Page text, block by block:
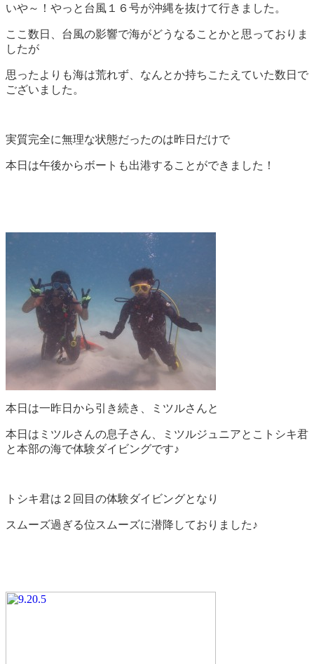
いや～！やっと台風１６号が沖縄を抜けて行きました。
ここ数日、台風の影響で海がどうなることかと思っておりま
したが
思ったよりも海は荒れず、なんとか持ちこたえていた数日で
ございました。
実質完全に無理な状態だったのは昨日だけで
本日は午後からボートも出港することができました！
本日は一昨日から引き続き、ミツルさんと
本日はミツルさんの息子さん、ミツルジュニアとこトシキ君
と本部の海で体験ダイビングです♪
トシキ君は２回目の体験ダイビングとなり
スムーズ過ぎる位スムーズに潜降しておりました♪